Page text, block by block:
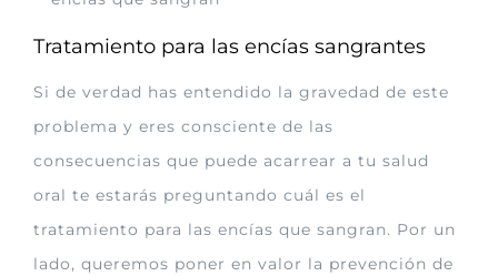
Tratamiento para las encías sangrantes
Si de verdad has entendido la gravedad de este
problema y eres consciente de las
consecuencias que puede acarrear a tu salud
oral te estarás preguntando cuál es el
tratamiento para las encías que sangran. Por un
lado, queremos poner en valor la prevención de